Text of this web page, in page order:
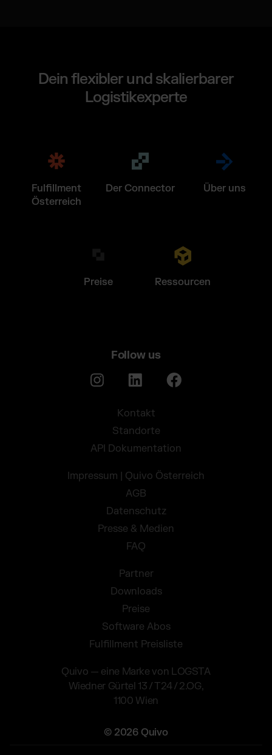
Dein flexibler und skalierbarer
Logistikexperte
Fulfillment
Österreich
Der Connector Über uns
Preise Ressourcen
Follow us
Kontakt
Standorte
API Dokumentation
Impressum | Quivo Österreich
AGB
Datenschutz
Presse & Medien
FAQ
Partner
Downloads
Preise
Software Abos
Fulfillment Preisliste
Quivo — eine Marke von LOGSTA
Wiedner Gürtel 13 / T24 / 2.OG,
1100 Wien
© 2026 Quivo